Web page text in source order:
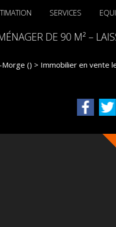
SERVICES
DE 90 M² –
Morge () > Immobilier en vente